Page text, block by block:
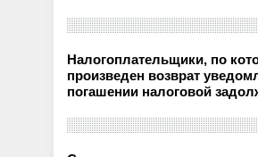
Налогоплательщики, по
произведен возврат
погашении налоговой